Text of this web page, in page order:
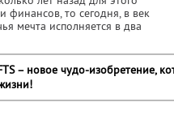
финансов, то сегодня, в век
мечта исполняется в два
– новое чудо-изобретение,